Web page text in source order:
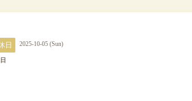
日 2025-10-05 (Sun)